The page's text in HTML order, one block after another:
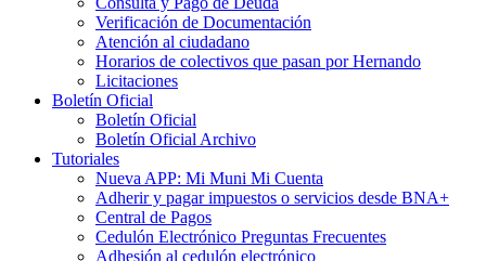
Verificación de Documentación
Atención al ciudadano
Horarios de colectivos que pasan por Hernando
Licitaciones
Boletín Oficial
Boletín Oficial
Boletín Oficial Archivo
Tutoriales
Nueva APP: Mi Muni Mi Cuenta
Adherir y pagar impuestos o servicios desde BNA+
Central de Pagos
Cedulón Electrónico Preguntas Frecuentes
Adhesión al cedulón electrónico